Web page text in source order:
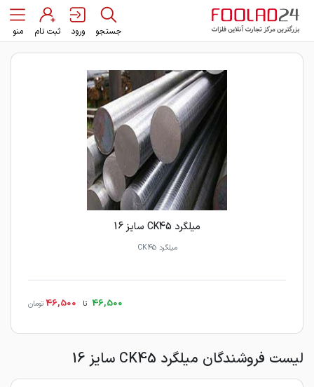
جستجو ورود ثبت نام منو
میلگرد CK45 سایز 16
میلگرد CK45
46,500 تا 46,500 تومان
لیست فروشندگان میلگرد CK45 سایز 16